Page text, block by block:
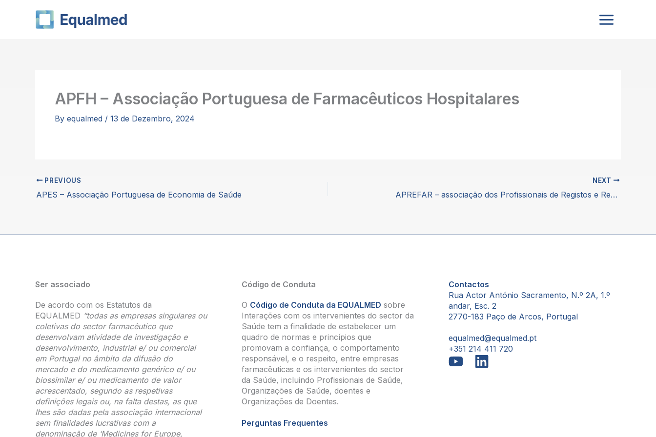
APFH – Associação Portuguesa de Farmacêuticos Hospitalares
By equalmed / 13 de Dezembro, 2024
PREVIOUS
APES – Associação Portuguesa de Economia de Saúde
NEXT
APREFAR – associação dos Profissionais de Registos e Regulamentação Farmacêutica
Ser associado
De acordo com os Estatutos da
EQUALMED “todas as empresas singulares ou
coletivas do sector farmacêutico que
desenvolvam atividade de investigação e
desenvolvimento, industrial e/ ou comercial
em Portugal no âmbito da difusão do
mercado e do medicamento genérico e/ ou
biossimilar e/ ou medicamento de valor
acrescentado, segundo as respetivas
definições legais ou, na falta destas, as que
lhes são dadas pela associação internacional
sem finalidades lucrativas com a
denominação de ‘Medicines for Europe,
Código de Conduta
O Código de Conduta da EQUALMED sobre
Interações com os intervenientes do sector da
Saúde tem a finalidade de estabelecer um
quadro de normas e princípios que
promovam a confiança, o comportamento
responsável, e o respeito, entre empresas
farmacêuticas e os intervenientes do sector
da Saúde, incluindo Profissionais de Saúde,
Organizações de Saúde, doentes e
Organizações de Doentes.
Perguntas Frequentes
Contactos
Rua Actor António Sacramento, N.º 2A, 1.º
andar, Esc. 2
2770-183 Paço de Arcos, Portugal
equalmed@equalmed.pt
+351 214 411 720